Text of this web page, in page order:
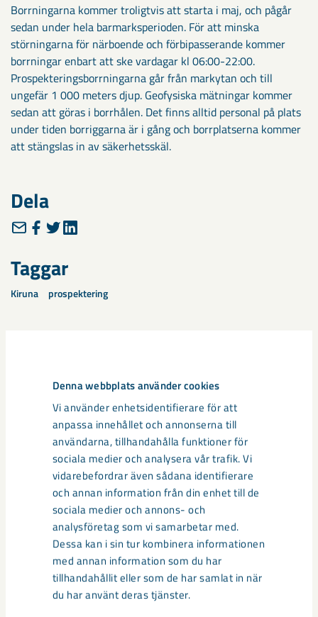
Denna webbplats använder cookies
Vi använder enhetsidentifierare för att
anpassa innehållet och annonserna till
användarna, tillhandahålla funktioner för
sociala medier och analysera vår trafik. Vi
vidarebefordrar även sådana identifierare
och annan information från din enhet till de
sociala medier och annons- och
analysföretag som vi samarbetar med.
Dessa kan i sin tur kombinera informationen
med annan information som du har
tillhandahållit eller som de har samlat in när
du har använt deras tjänster.
Borrningarna kommer troligtvis att starta i maj, och pågår
sedan under hela barmarksperioden. För att minska
störningarna för närboende och förbipasserande kommer
borrningar enbart att ske vardagar kl 06:00-22:00.
Prospekteringsborrningarna går från markytan och till
ungefär 1 000 meters djup. Geofysiska mätningar kommer
sedan att göras i borrhålen. Det finns alltid personal på plats
under tiden borriggarna är i gång och borrplatserna kommer
att stängslas in av säkerhetsskäl.
Dela
Taggar
Kiruna prospektering
Relaterat innehåll